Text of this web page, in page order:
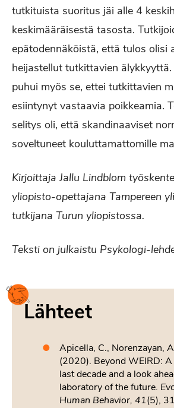
tutkituista suoritus jäi alle 4
keskimääräisestä tasosta.
epätodennäköistä, että tulos olisi
heijastellut tutkittavien
puhui myös se, ettei tutkittavien
esiintynyt vastaavia poikkeamia.
selitys oli, että skandinaaviset
soveltuneet kouluttamattomille
Kirjoittaja Jallu Lindblom
yliopisto-opettajana Tampereen
tutkijana Turun yliopistossa.
Teksti on julkaistu Psykologi-
Lähteet
Apicella, C., Norenzayan,
(2020). Beyond WEIRD:
last decade and a look
laboratory of the future.
Human Behavior, 41(5),